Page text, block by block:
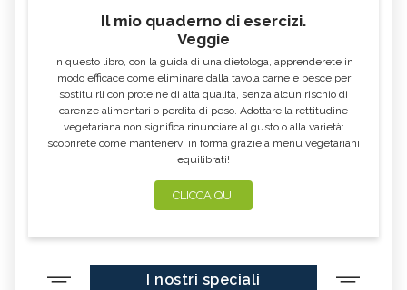
Il mio quaderno di esercizi.
Veggie
In questo libro, con la guida di una dietologa, apprenderete in
modo efficace come eliminare dalla tavola carne e pesce per
sostituirli con proteine di alta qualità, senza alcun rischio di
carenze alimentari o perdita di peso. Adottare la rettitudine
vegetariana non significa rinunciare al gusto o alla varietà:
scoprirete come mantenervi in forma grazie a menu vegetariani
equilibrati!
CLICCA QUI
I nostri speciali